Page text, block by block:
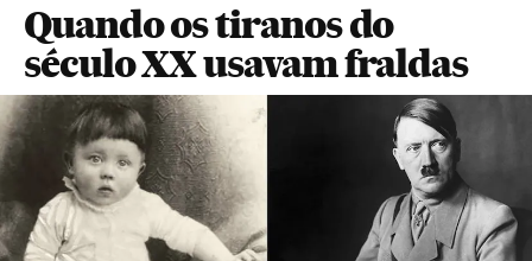
Quando os tiranos do
século XX usavam fraldas